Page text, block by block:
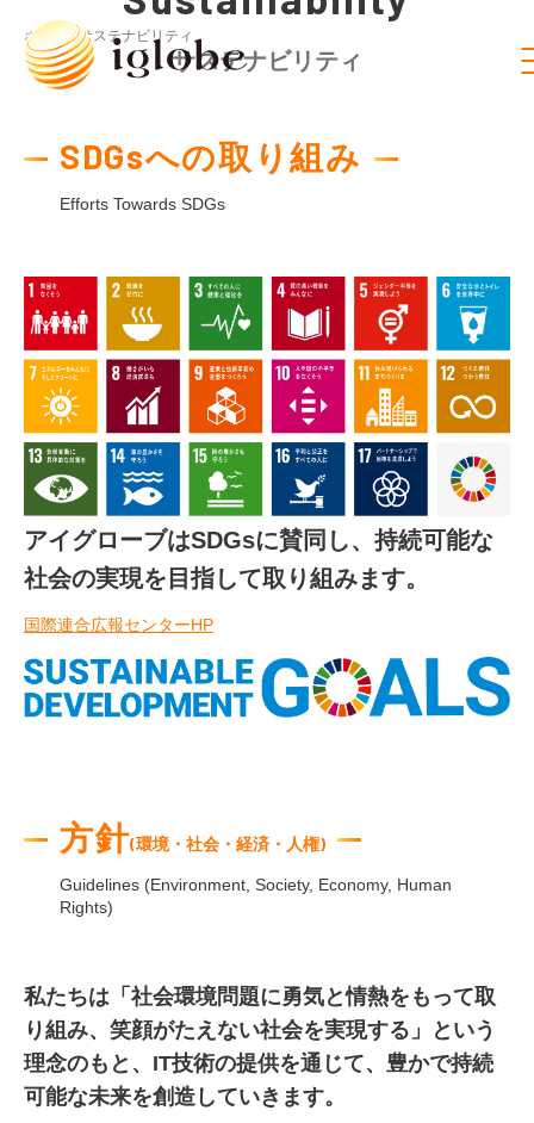
サステナビリティ
ホーム / サステナビリティ
SDGsへの取り組み
Efforts Towards SDGs
アイグローブはSDGsに賛同し、持続可能な
社会の実現を目指して取り組みます。
国際連合広報センターHP
方針(環境・社会・経済・人権)
Guidelines (Environment, Society, Economy, Human
Rights)
私たちは「社会環境問題に勇気と情熱をもって取
り組み、笑顔がたえない社会を実現する」という
理念のもと、IT技術の提供を通じて、豊かで持続
可能な未来を創造していきます。